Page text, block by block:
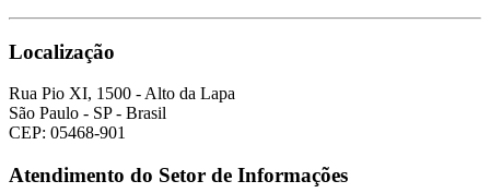
Localização
Rua Pio XI, 1500 - Alto da Lapa
São Paulo - SP - Brasil
CEP: 05468-901
Atendimento do Setor de Informações